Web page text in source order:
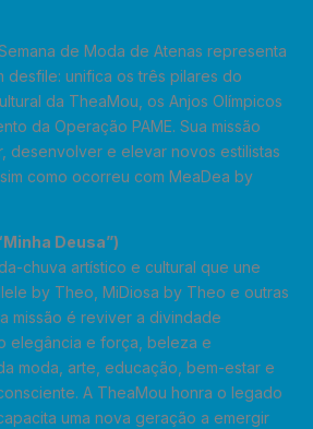
de Moda de Atenas representa
desfile: unifica os três pilares do
da TheaMou, os Anjos Olímpicos
da Operação PAME. Sua missão
desenvolver e elevar novos estilistas
como ocorreu com MeaDea by
Deusa”)
chuva artístico e cultural que une
by Theo, MiDiosa by Theo e outras
missão é reviver a divindade
elegância e força, beleza e
moda, arte, educação, bem-estar e
A TheaMou honra o legado
uma nova geração a emergir